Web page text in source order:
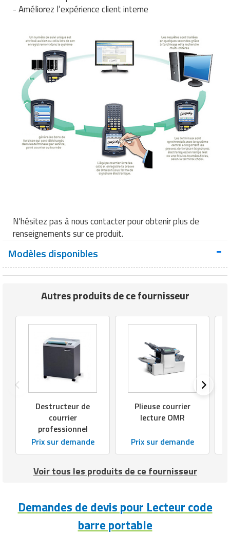
Matériel de musculation
Rôtisserie professionnelle
Sautause professionnelle
Table de cuisson professionnelle
Tables de préparation réfrigérées
Ustensile de cuisine
Vaisselle restaurant
- Améliorez l’expérience client interne
N'hésitez pas à nous contacter pour obtenir plus de
renseignements sur ce produit.
Modèles disponibles
Autres produits de ce fournisseur
Destructeur de
courrier
professionnel
Prix sur demande
Plieuse courrier
lecture OMR
Prix sur demande
Voir tous les produits de ce fournisseur
Demandes de devis pour Lecteur code
barre portable